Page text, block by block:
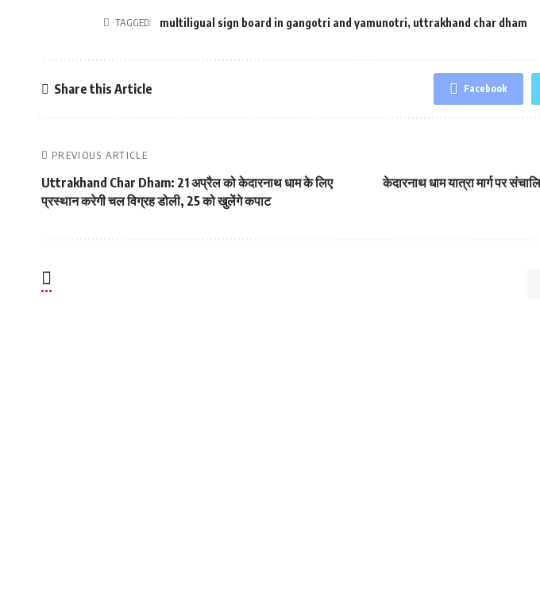
TAGGED: multiligual sign board in gangotri and yamunotri, uttrakhand char dham
Share this Article Facebook
PREVIOUS ARTICLE
Uttrakhand Char Dham: 21 अप्रैल को केदारनाथ धाम के लिए
प्रस्‍थान करेगी चल विग्रह डोली, 25 को खुलेंगे कपाट
केदारनाथ धाम यात्रा मार्ग पर